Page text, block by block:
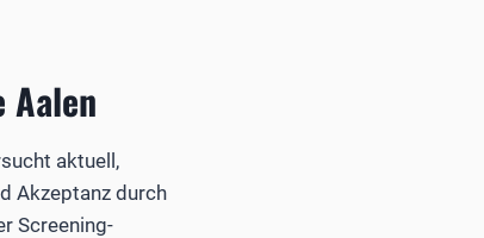
Aalen
aktuell,
Akzeptanz durch
Screening-